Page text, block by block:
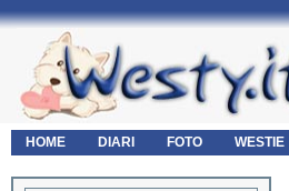
HOME DIARI FOTO WESTIE